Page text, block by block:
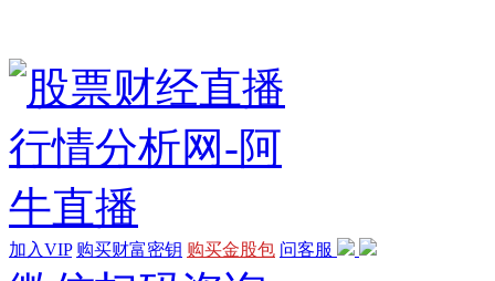
加入VIP 购买财富密钥 购买金股包 问客服